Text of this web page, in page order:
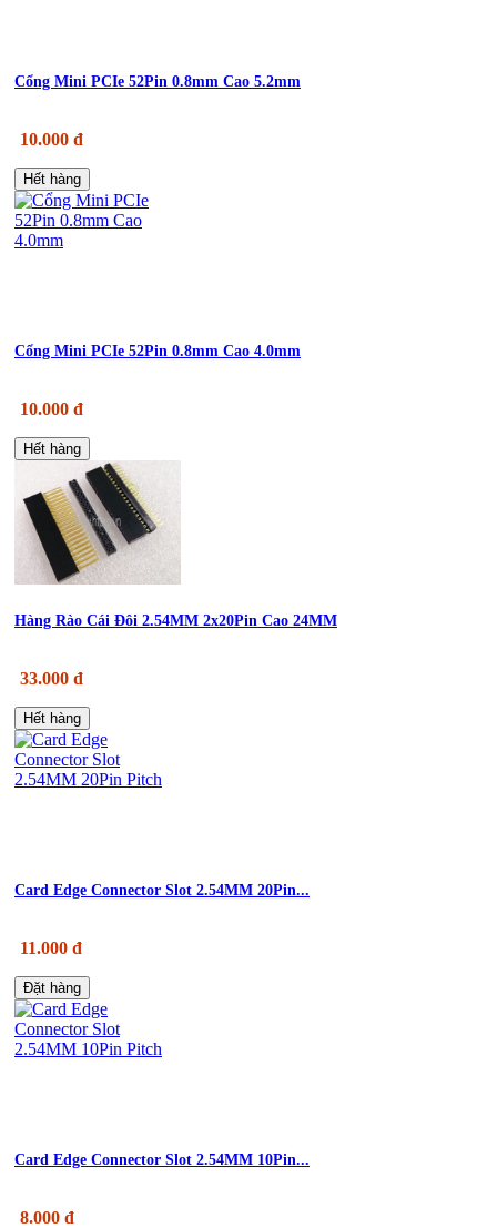
Cổng Mini PCIe 52Pin 0.8mm Cao 5.2mm
10.000 đ
Hết hàng
Cổng Mini PCIe 52Pin 0.8mm Cao 4.0mm
10.000 đ
Hết hàng
Hàng Rào Cái Đôi 2.54MM 2x20Pin Cao 24MM
33.000 đ
Hết hàng
Card Edge Connector Slot 2.54MM 20Pin...
11.000 đ
Đặt hàng
Card Edge Connector Slot 2.54MM 10Pin...
8.000 đ